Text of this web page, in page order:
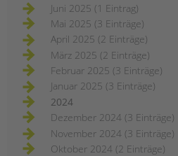
Juni 2025 (1 Eintrag)
Mai 2025 (3 Einträge)
April 2025 (2 Einträge)
März 2025 (2 Einträge)
Februar 2025 (3 Einträge)
Januar 2025 (3 Einträge)
2024
Dezember 2024 (3 Einträge)
November 2024 (3 Einträge)
Oktober 2024 (2 Einträge)